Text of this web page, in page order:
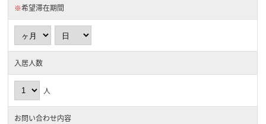
※希望滞在期間
入居人数
人
お問い合わせ内容